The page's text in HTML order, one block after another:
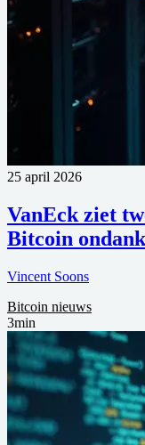
25 april 2026
VanEck ziet
Bitcoin
Vincent Soons
Bitcoin nieuws
3min